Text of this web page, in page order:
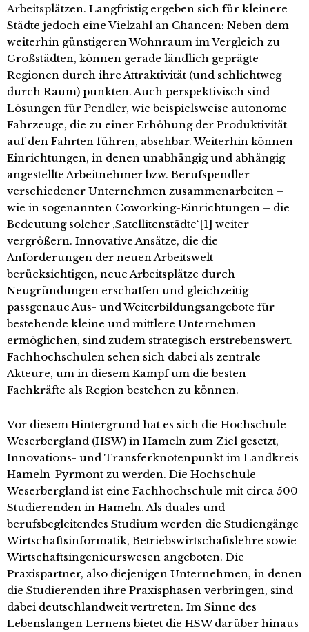
Arbeitsplätzen. Langfristig ergeben sich für kleinere
Städte jedoch eine Vielzahl an Chancen: Neben dem
weiterhin günstigeren Wohnraum im Vergleich zu
Großstädten, können gerade ländlich geprägte
Regionen durch ihre Attraktivität (und schlichtweg
durch Raum) punkten. Auch perspektivisch sind
Lösungen für Pendler, wie beispielsweise autonome
Fahrzeuge, die zu einer Erhöhung der Produktivität
auf den Fahrten führen, absehbar. Weiterhin können
Einrichtungen, in denen unabhängig und abhängig
angestellte Arbeitnehmer bzw. Berufspendler
verschiedener Unternehmen zusammenarbeiten –
wie in sogenannten Coworking-Einrichtungen – die
Bedeutung solcher ‚Satellitenstädte‘ [1] weiter
vergrößern. Innovative Ansätze, die die
Anforderungen der neuen Arbeitswelt
berücksichtigen, neue Arbeitsplätze durch
Neugründungen erschaffen und gleichzeitig
passgenaue Aus- und Weiterbildungsangebote für
bestehende kleine und mittlere Unternehmen
ermöglichen, sind zudem strategisch erstrebenswert.
Fachhochschulen sehen sich dabei als zentrale
Akteure, um in diesem Kampf um die besten
Fachkräfte als Region bestehen zu können.
Vor diesem Hintergrund hat es sich die Hochschule
Weserbergland (HSW) in Hameln zum Ziel gesetzt,
Innovations- und Transferknotenpunkt im Landkreis
Hameln-Pyrmont zu werden. Die Hochschule
Weserbergland ist eine Fachhochschule mit circa 500
Studierenden in Hameln. Als duales und
berufsbegleitendes Studium werden die Studiengänge
Wirtschaftsinformatik, Betriebswirtschaftslehre sowie
Wirtschaftsingenieurswesen angeboten. Die
Praxispartner, also diejenigen Unternehmen, in denen
die Studierenden ihre Praxisphasen verbringen, sind
dabei deutschlandweit vertreten. Im Sinne des
Lebenslangen Lernens bietet die HSW darüber hinaus